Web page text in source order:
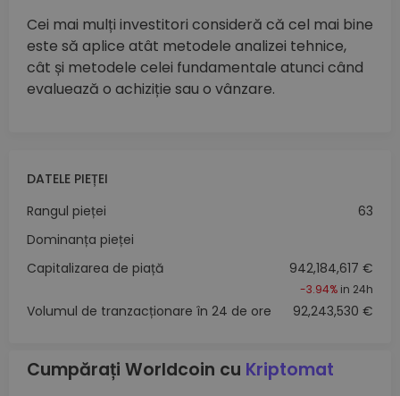
Cei mai mulți investitori consideră că cel mai bine
este să aplice atât metodele analizei tehnice,
cât și metodele celei fundamentale atunci când
evaluează o achiziție sau o vânzare.
DATELE PIEȚEI
Rangul pieței
63
Dominanța pieței
Capitalizarea de piață
942,184,617 €
-3.94% in 24h
Volumul de tranzacționare în 24 de ore 92,243,530 €
Cumpărați Worldcoin cu Kriptomat